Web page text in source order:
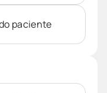
paciente